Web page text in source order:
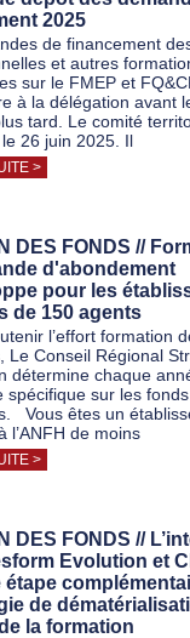
2025
de financement
et autres
sur le FMEP et
à la délégation avant
tard. Le comité
26 juin 2025. Il
>
DES FONDS //
d'abondement
pour les
de 150 agents
l’effort formation
Le Conseil Régional
détermine chaque
spécifique sur les fonds
Vous êtes un
l’ANFH de moins
>
DES FONDS //
Evolution et
étape
de
la formation